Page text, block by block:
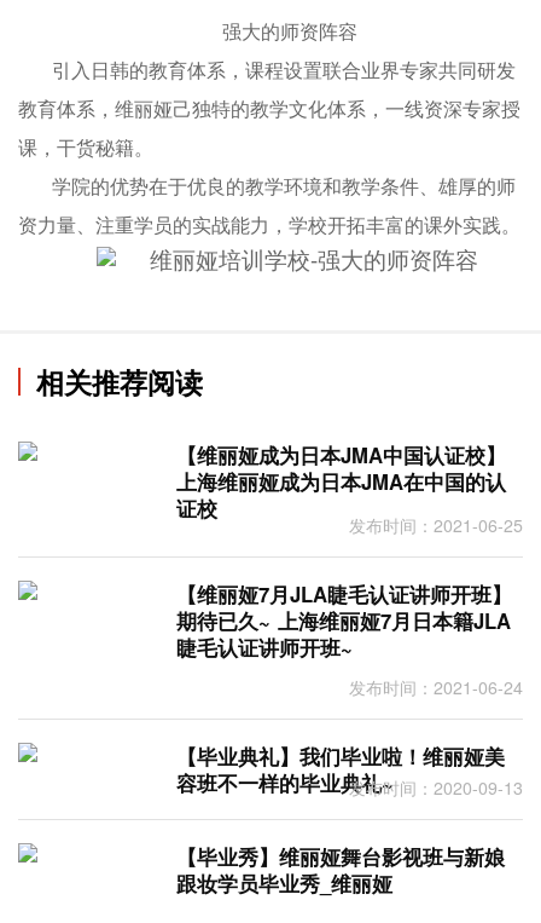
强大的师资阵容
引入日韩的教育体系，课程设置联合业界专家共同研发
教育体系，维丽娅己独特的教学文化体系，一线资深专家授
课，干货秘籍。
学院的优势在于优良的教学环境和教学条件、雄厚的师
资力量、注重学员的实战能力，学校开拓丰富的课外实践。
相关推荐阅读
【维丽娅成为日本JMA中国认证校】
上海维丽娅成为日本JMA在中国的认
证校
发布时间：2021-06-25
【维丽娅7月JLA睫毛认证讲师开班】
期待已久~ 上海维丽娅7月日本籍JLA
睫毛认证讲师开班~
发布时间：2021-06-24
【毕业典礼】我们毕业啦！维丽娅美
容班不一样的毕业典礼~发布时间：2020-09-13
【毕业秀】维丽娅舞台影视班与新娘
跟妆学员毕业秀_维丽娅